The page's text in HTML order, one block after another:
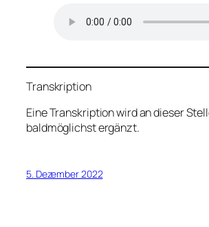
Transkription
Eine Transkription wird an dieser
baldmöglichst ergänzt.
5. Dezember 2022